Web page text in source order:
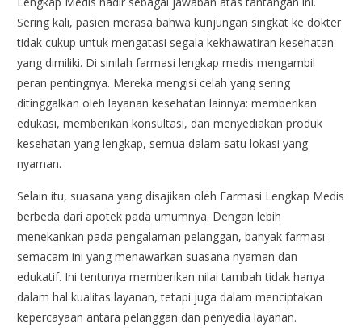
Sering kali, pasien merasa bahwa kunjungan singkat ke dokter
tidak cukup untuk mengatasi segala kekhawatiran kesehatan
yang dimiliki. Di sinilah farmasi lengkap medis mengambil
peran pentingnya. Mereka mengisi celah yang sering
ditinggalkan oleh layanan kesehatan lainnya: memberikan
edukasi, memberikan konsultasi, dan menyediakan produk
kesehatan yang lengkap, semua dalam satu lokasi yang
nyaman.
Selain itu, suasana yang disajikan oleh Farmasi Lengkap Medis
berbeda dari apotek pada umumnya. Dengan lebih
menekankan pada pengalaman pelanggan, banyak farmasi
semacam ini yang menawarkan suasana nyaman dan
edukatif. Ini tentunya memberikan nilai tambah tidak hanya
dalam hal kualitas layanan, tetapi juga dalam menciptakan
kepercayaan antara pelanggan dan penyedia layanan.